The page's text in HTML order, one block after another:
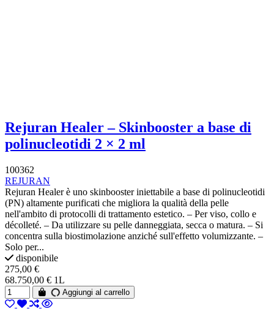
Rejuran Healer – Skinbooster a base di
polinucleotidi 2 × 2 ml
100362
REJURAN
Rejuran Healer è uno skinbooster iniettabile a base di polinucleotidi
(PN) altamente purificati che migliora la qualità della pelle
nell'ambito di protocolli di trattamento estetico. – Per viso, collo e
décolleté. – Da utilizzare su pelle danneggiata, secca o matura. – Si
concentra sulla biostimolazione anziché sull'effetto volumizzante. –
Solo per...
disponibile
275,00 €
68.750,00 € 1L
Aggiungi al carrello